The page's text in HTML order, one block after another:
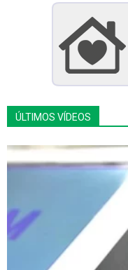
ÚLTIMOS VÍDEOS